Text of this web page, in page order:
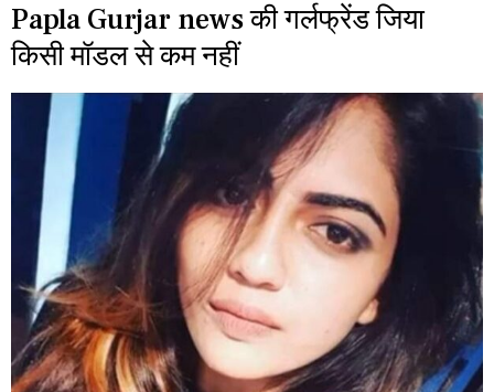
Papla Gurjar news की गर्लफ्रेंड जिया
किसी मॉडल से कम नहीं